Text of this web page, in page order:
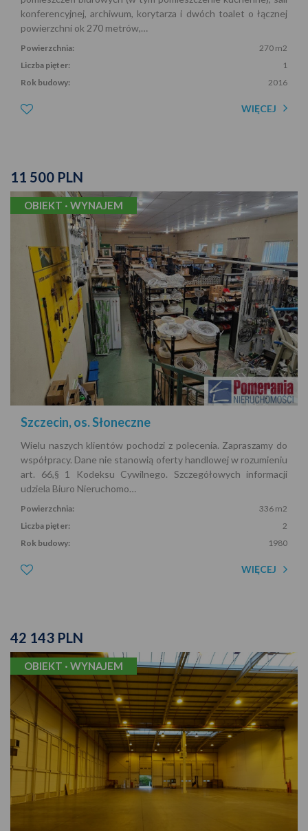
konferencyjnej, archiwum, korytarza i dwóch toalet o łącznej
powierzchni ok 270 metrów,…
Powierzchnia:
270 m2
Liczba pięter:
1
Rok budowy:
2016
WIĘCEJ
11 500 PLN
OBIEKT · WYNAJEM
Szczecin, os. Słoneczne
Wielu naszych klientów pochodzi z polecenia. Zapraszamy do
współpracy. Dane nie stanowią oferty handlowej w rozumieniu
art. 66,§ 1 Kodeksu Cywilnego. Szczegółowych informacji
udziela Biuro Nieruchomo…
Powierzchnia:
336 m2
Liczba pięter:
2
Rok budowy:
1980
WIĘCEJ
42 143 PLN
OBIEKT · WYNAJEM